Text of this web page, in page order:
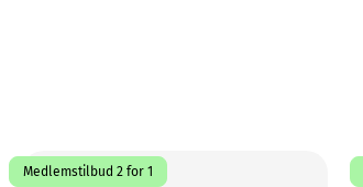
Medlemstilbud 2 for 1